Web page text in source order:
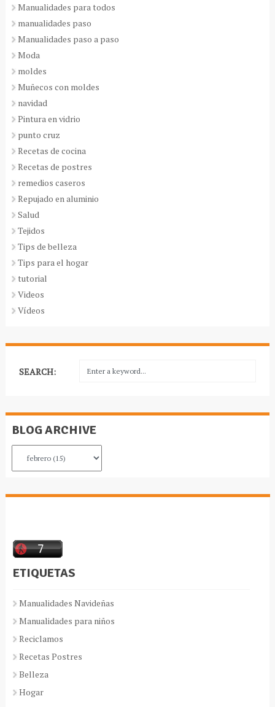
Manualidades para todos
manualidades paso
Manualidades paso a paso
Moda
moldes
Muñecos con moldes
navidad
Pintura en vidrio
punto cruz
Recetas de cocina
Recetas de postres
remedios caseros
Repujado en aluminio
Salud
Tejidos
Tips de belleza
Tips para el hogar
tutorial
Videos
Vídeos
SEARCH:
BLOG ARCHIVE
ETIQUETAS
Manualidades Navideñas
Manualidades para niños
Reciclamos
Recetas Postres
Belleza
Hogar